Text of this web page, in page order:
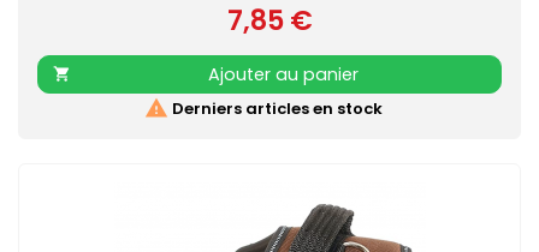
davantage de confort Nylon ultra-résistant Boucle laquée
noire Couleur acidulée qui soulignera tout type de pelage.
Existe aussi en turquoise, vert, rouge, orange, noir, gris,
rose et beige
Prix
7,85 €

Ajouter au panier
 Derniers articles en stock